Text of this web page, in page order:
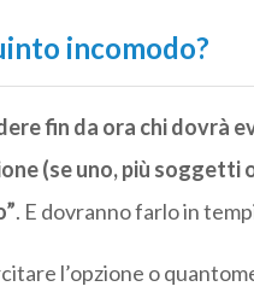
incomodo?
fin da ora chi dovrà
(se uno, più soggetti
. E dovranno farlo in
l’opzione o